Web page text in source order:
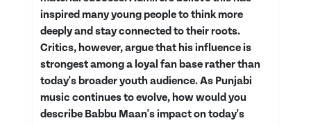
inspired many young people to think more
deeply and stay connected to their roots.
Critics, however, argue that his influence is
strongest among a loyal fan base rather than
today's broader youth audience. As Punjabi
music continues to evolve, how would you
describe Babbu Maan's impact on today's